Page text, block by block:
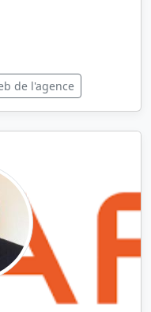
de l'agence